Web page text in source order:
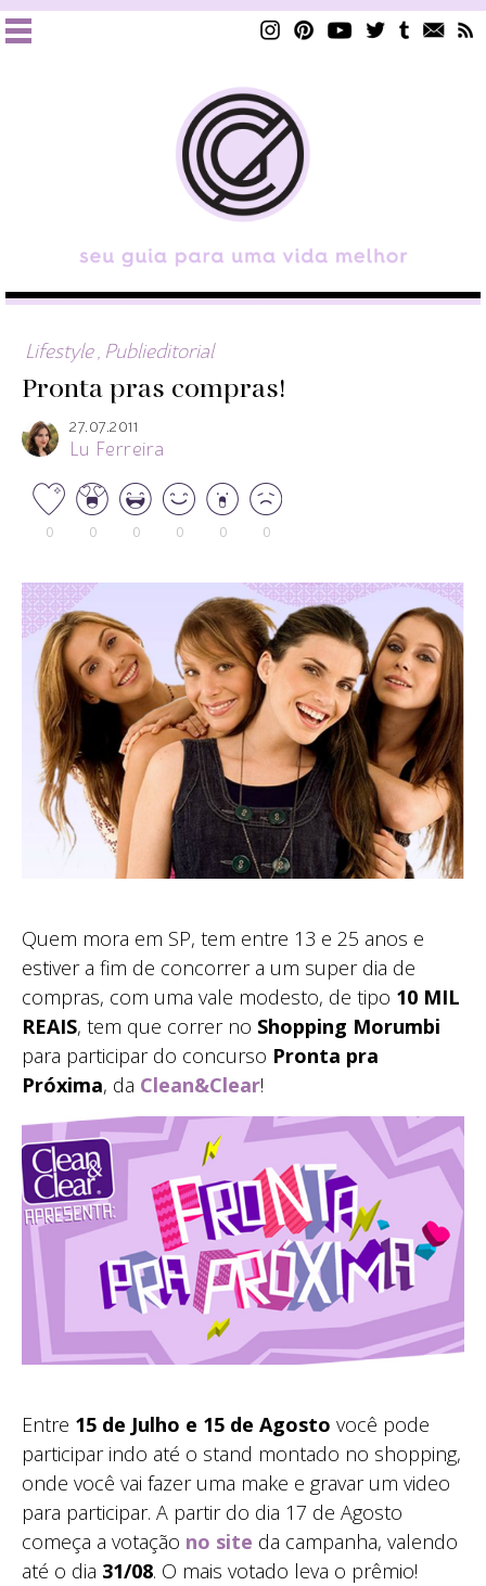
Lifestyle Publieditorial
Pronta pras compras!
27.07.2011
Lu Ferreira
0 0 0 0 0 0
Quem mora em SP, tem entre 13 e 25 anos e
estiver a fim de concorrer a um super dia de
compras, com uma vale modesto, de tipo 10 MIL
REAIS, tem que correr no Shopping Morumbi
para participar do concurso Pronta pra
Próxima, da Clean&Clear!
Entre 15 de Julho e 15 de Agosto você pode
participar indo até o stand montado no shopping,
onde você vai fazer uma make e gravar um video
para participar. A partir do dia 17 de Agosto
começa a votação no site da campanha, valendo
até o dia 31/08. O mais votado leva o prêmio!